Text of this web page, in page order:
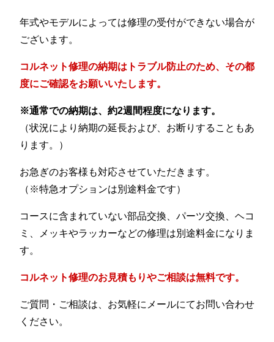
年式やモデルによっては修理の受付ができない場合が
ございます。
コルネット修理の納期はトラブル防止のため、その都
度にご確認をお願いいたします。
※通常での納期は、約2週間程度になります。
（状況により納期の延長および、お断りすることもあ
ります。）
お急ぎのお客様も対応させていただきます。
（※特急オプションは別途料金です）
コースに含まれていない部品交換、パーツ交換、ヘコ
ミ、メッキやラッカーなどの修理は別途料金になりま
す。
コルネット修理のお見積もりやご相談は無料です。
ご質問・ご相談は、お気軽にメールにてお問い合わせ
ください。